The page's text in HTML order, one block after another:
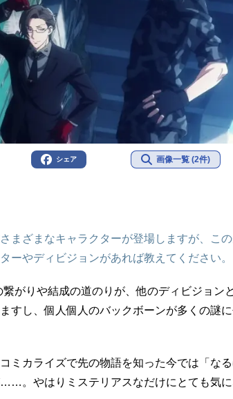
シェア 画像一覧 (2件)
ざまなキャラクターが登場しますが、この
ーやディビジョンがあれば教えてください。
がりや結成の道のりが、他のディビジョン
すし、個人個人のバックボーンが多くの謎
ミカライズで先の物語を知った今では「な
。やはりミステリアスなだけにとても気